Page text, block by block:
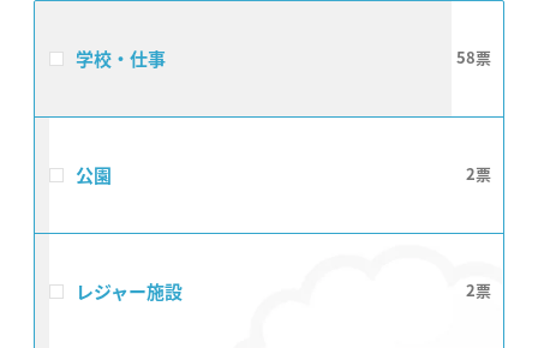
学校・仕事 58
公園 2
レジャー施設 2